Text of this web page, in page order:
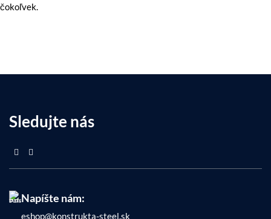
čokoľvek.
Sledujte nás
Napíšte nám:
eshop@konstrukta-steel.sk